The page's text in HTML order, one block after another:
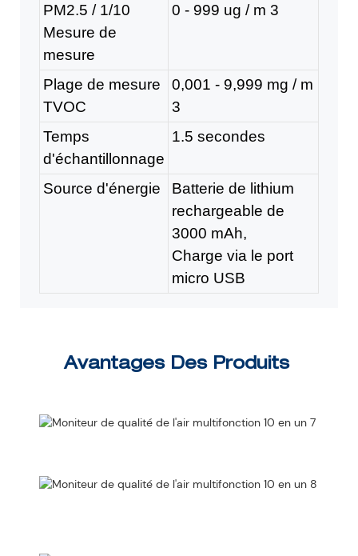
PM2.5 / 1/10
Mesure de
mesure
0 - 999 ug / m 3
Plage de mesure
TVOC
0,001 - 9,999 mg / m
3
Temps
d'échantillonnage
1.5 secondes
Source d'énergie
Batterie de lithium
rechargeable de
3000 mAh,
Charge via le port
micro USB
Avantages Des Produits